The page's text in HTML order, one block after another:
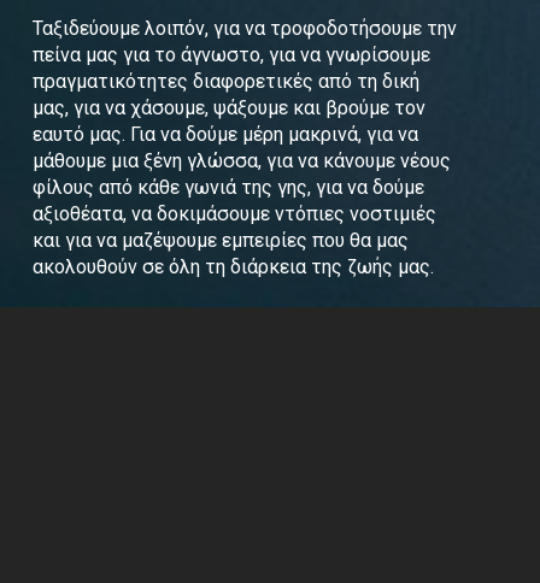
Ταξιδεύουμε λοιπόν, για να τροφοδοτήσουμε την
πείνα μας για το άγνωστο, για να γνωρίσουμε
πραγματικότητες διαφορετικές από τη δική
μας, για να χάσουμε, ψάξουμε και βρούμε τον
εαυτό μας. Για να δούμε μέρη μακρινά, για να
μάθουμε μια ξένη γλώσσα, για να κάνουμε νέους
φίλους από κάθε γωνιά της γης, για να δούμε
αξιοθέατα, να δοκιμάσουμε ντόπιες νοστιμιές
και για να μαζέψουμε εμπειρίες που θα μας
ακολουθούν σε όλη τη διάρκεια της ζωής μας.